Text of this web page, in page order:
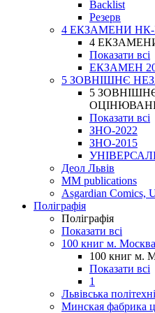
Backlist
Резерв
4 ЕКЗАМЕНИ
4
Показати всі
ЕКЗАМЕН
5 ЗОВНІШНЄ
5
Показати всі
ЗНО-2022
ЗНО-2015
Деол Львів
MM publications
Asgardian Comics,
Поліграфія
Поліграфія
Показати всі
100 книг м. Москва
100 книг м.
Показати всі
1
Львівська
Минская фабрика